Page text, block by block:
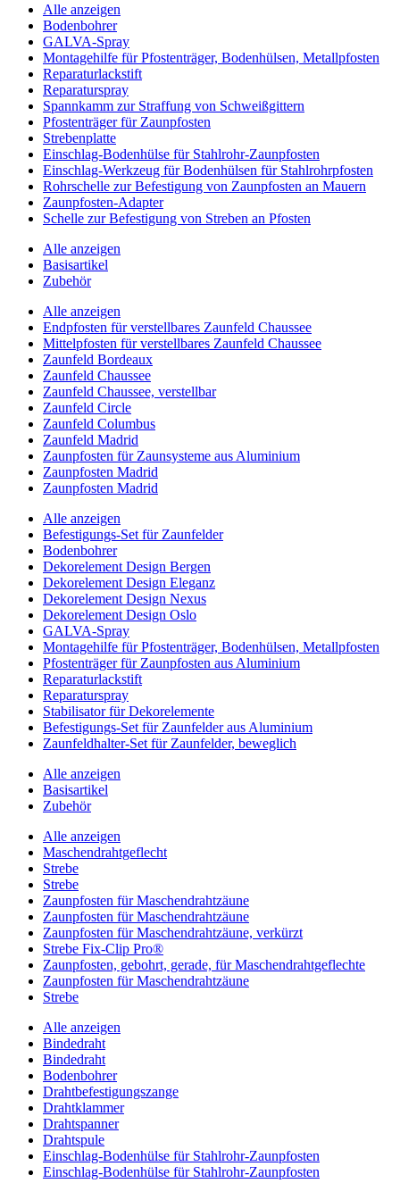
Alle anzeigen
Bodenbohrer
GALVA-Spray
Montagehilfe für Pfostenträger, Bodenhülsen, Metallpfosten
Reparaturlackstift
Reparaturspray
Spannkamm zur Straffung von Schweißgittern
Pfostenträger für Zaunpfosten
Strebenplatte
Einschlag-Bodenhülse für Stahlrohr-Zaunpfosten
Einschlag-Werkzeug für Bodenhülsen für Stahlrohrpfosten
Rohrschelle zur Befestigung von Zaunpfosten an Mauern
Zaunpfosten-Adapter
Schelle zur Befestigung von Streben an Pfosten
Alle anzeigen
Basisartikel
Zubehör
Alle anzeigen
Endpfosten für verstellbares Zaunfeld Chaussee
Mittelpfosten für verstellbares Zaunfeld Chaussee
Zaunfeld Bordeaux
Zaunfeld Chaussee
Zaunfeld Chaussee, verstellbar
Zaunfeld Circle
Zaunfeld Columbus
Zaunfeld Madrid
Zaunpfosten für Zaunsysteme aus Aluminium
Zaunpfosten Madrid
Zaunpfosten Madrid
Alle anzeigen
Befestigungs-Set für Zaunfelder
Bodenbohrer
Dekorelement Design Bergen
Dekorelement Design Eleganz
Dekorelement Design Nexus
Dekorelement Design Oslo
GALVA-Spray
Montagehilfe für Pfostenträger, Bodenhülsen, Metallpfosten
Pfostenträger für Zaunpfosten aus Aluminium
Reparaturlackstift
Reparaturspray
Stabilisator für Dekorelemente
Befestigungs-Set für Zaunfelder aus Aluminium
Zaunfeldhalter-Set für Zaunfelder, beweglich
Alle anzeigen
Basisartikel
Zubehör
Alle anzeigen
Maschendrahtgeflecht
Strebe
Strebe
Zaunpfosten für Maschendrahtzäune
Zaunpfosten für Maschendrahtzäune
Zaunpfosten für Maschendrahtzäune, verkürzt
Strebe Fix-Clip Pro®
Zaunpfosten, gebohrt, gerade, für Maschendrahtgeflechte
Zaunpfosten für Maschendrahtzäune
Strebe
Alle anzeigen
Bindedraht
Bindedraht
Bodenbohrer
Drahtbefestigungszange
Drahtklammer
Drahtspanner
Drahtspule
Einschlag-Bodenhülse für Stahlrohr-Zaunpfosten
Einschlag-Bodenhülse für Stahlrohr-Zaunpfosten